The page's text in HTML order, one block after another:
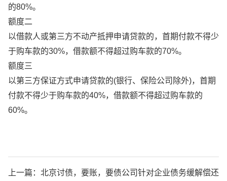
的80%。
额度二
以借款人或第三方不动产抵押申请贷款的，首期付款不得少
于购车款的30%，借款额不得超过购车款的70%。
额度三
以第三方保证方式申请贷款的(银行、保险公司除外)，首期
付款不得少于购车款的40%，借款额不得超过购车款的
60%。
上一篇： 北京讨债，要账，要债公司针对企业债务缓解偿还